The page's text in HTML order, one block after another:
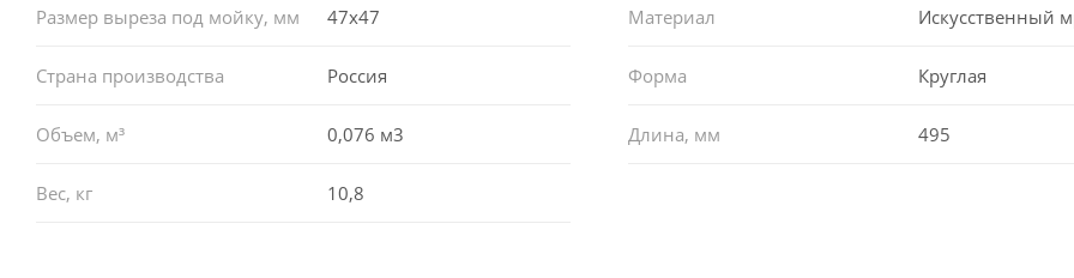
Размер выреза под мойку, мм 47x47 Материал Искусственный
Страна производства Россия Форма Круглая
Объем, м³ 0,076 м3 Длина, мм 495
Вес, кг 10,8